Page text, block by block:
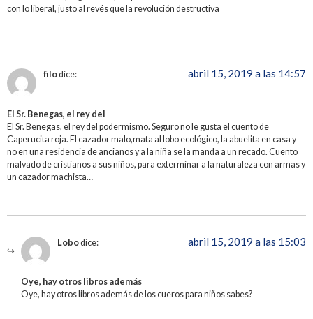
con lo liberal, justo al revés que la revolución destructiva
filodice: abril 15, 2019 a las 14:57
El Sr. Benegas, el rey del
El Sr. Benegas, el rey del podermismo. Seguro no le gusta el cuento de
Caperucita roja. El cazador malo,mata al lobo ecológico, la abuelita en casa y
no en una residencia de ancianos y a la niña se la manda a un recado. Cuento
malvado de cristianos a sus niños, para exterminar a la naturaleza con armas y
un cazador machista…
Lobodice: abril 15, 2019 a las 15:03
Oye, hay otros libros además
Oye, hay otros libros además de los cueros para niños sabes?